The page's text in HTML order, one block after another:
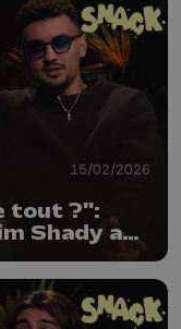
15/02/2026
tout ?":
Shady a
noir